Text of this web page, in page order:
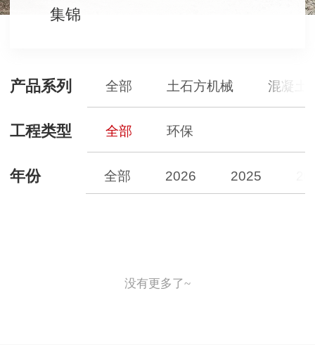
集锦
产品系列 全部 土石方机械 混凝土
工程类型 全部 环保
年份 全部 2026 2025
没有更多了~